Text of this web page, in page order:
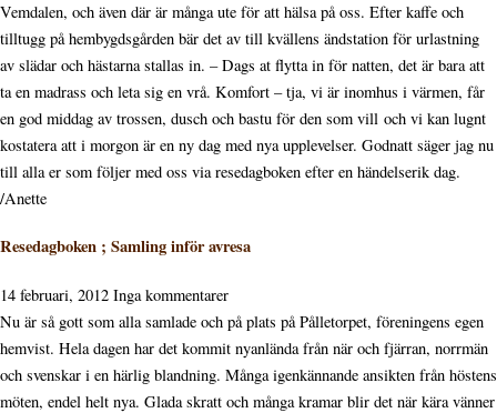
Vemdalen, och även där är många ute för att hälsa på oss. Efter kaffe och
tilltugg på hembygdsgården bär det av till kvällens ändstation för urlastning
av slädar och hästarna stallas in. – Dags at flytta in för natten, det är bara att
ta en madrass och leta sig en vrå. Komfort – tja, vi är inomhus i värmen, får
en god middag av trossen, dusch och bastu för den som vill och vi kan lugnt
kostatera att i morgon är en ny dag med nya upplevelser. Godnatt säger jag nu
till alla er som följer med oss via resedagboken efter en händelserik dag.
/Anette
Resedagboken ; Samling inför avresa
14 februari, 2012 Inga kommentarer
Nu är så gott som alla samlade och på plats på Pålletorpet, föreningens egen
hemvist. Hela dagen har det kommit nyanlända från när och fjärran, norrmän
och svenskar i en härlig blandning. Många igenkännande ansikten från höstens
möten, endel helt nya. Glada skratt och många kramar blir det när kära vänner